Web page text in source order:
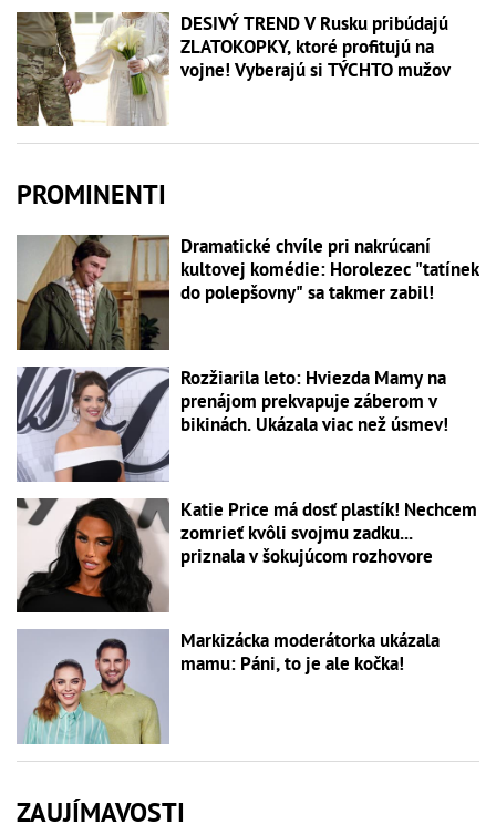
DESIVÝ TREND V Rusku pribúdajú
ZLATOKOPKY, ktoré profitujú na
vojne! Vyberajú si TÝCHTO mužov
PROMINENTI
Dramatické chvíle pri nakrúcaní
kultovej komédie: Horolezec "tatínek
do polepšovny" sa takmer zabil!
Rozžiarila leto: Hviezda Mamy na
prenájom prekvapuje záberom v
bikinách. Ukázala viac než úsmev!
Katie Price má dosť plastík! Nechcem
zomrieť kvôli svojmu zadku...
priznala v šokujúcom rozhovore
Markizácka moderátorka ukázala
mamu: Páni, to je ale kočka!
ZAUJÍMAVOSTI